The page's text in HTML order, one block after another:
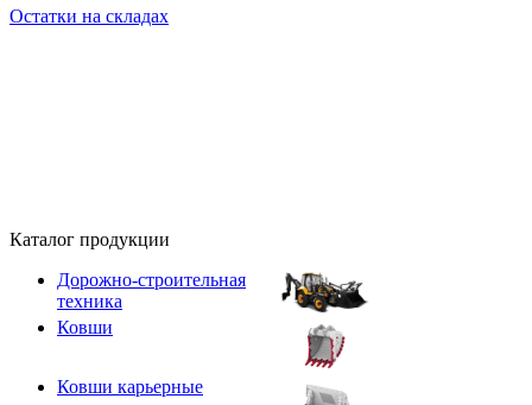
Остатки на складах
Каталог продукции
Дорожно-строительная
техника
Ковши
Ковши карьерные